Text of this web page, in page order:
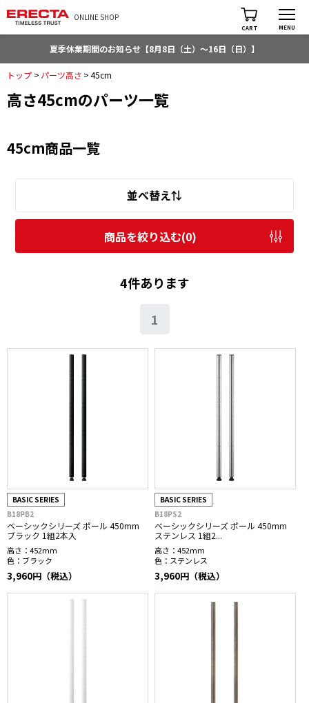
ONLINE SHOP
CART MENU
夏季休業期間のお知らせ【8月8日（土）～16日（日）】
トップ > パーツ高さ >45cm
高さ45cmのパーツ一覧
45cm商品一覧
並べ替え⇅
商品を絞り込む(0)
4件あります
1
BASIC SERIES
B18PB2
ベーシックシリーズ ポール 450mm
ブラック 1組2本入
高さ： 452mm
色： ブラック
3,960円（税込）
BASIC SERIES
B18PS2
ベーシックシリーズ ポール 450mm
ステンレス 1組2...
高さ： 452mm
色： ステンレス
3,960円（税込）